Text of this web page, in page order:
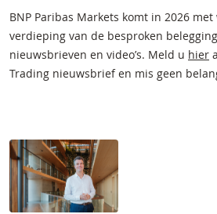
BNP Paribas Markets komt in 2026
verdieping van de besproken
nieuwsbrieven en video’s. Meld u hier
Trading nieuwsbrief en mis geen